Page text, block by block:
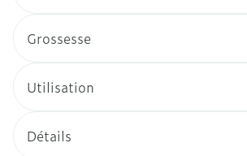
Grossesse
Utilisation
Détails